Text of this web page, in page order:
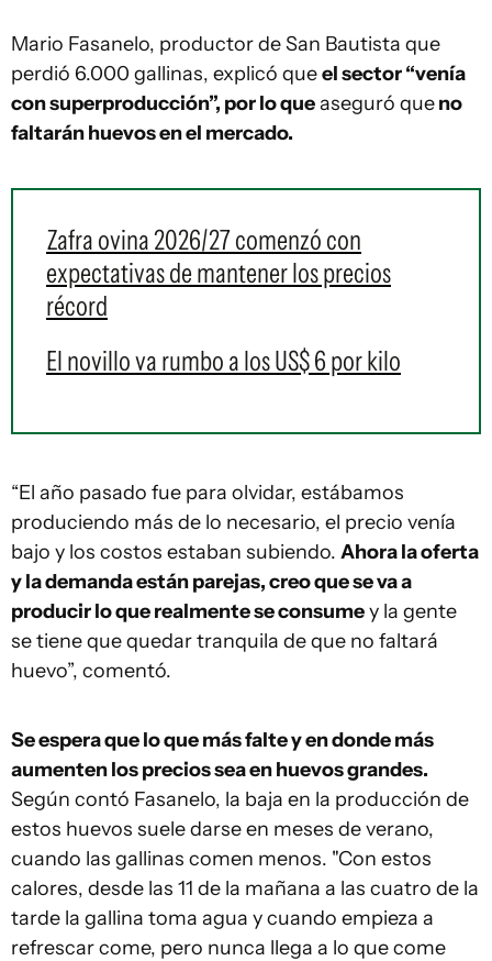
Mario Fasanelo, productor de San Bautista que
perdió 6.000 gallinas, explicó queel sector “venía
con superproducción”, por lo queaseguró queno
faltarán huevos en el mercado.
Zafra ovina 2026/27 comenzó con
expectativas de mantener los precios
récord
El novillo va rumbo a los US$ 6 por kilo
“El año pasado fue para olvidar, estábamos
produciendo más de lo necesario, el precio venía
bajo y los costos estaban subiendo. Ahora la oferta
y la demanda están parejas, creo que se va a
producir lo que realmente se consumey la gente
se tiene que quedar tranquila de que no faltará
huevo”, comentó.
Se espera que lo que más falte y en donde más
aumenten los precios sea en huevos grandes.
Según contó Fasanelo, la baja en la producción de
estos huevos suele darse en meses de verano,
cuando las gallinas comen menos. "Con estos
calores, desde las 11 de la mañana a las cuatro de la
tarde la gallina toma agua y cuando empieza a
refrescar come, pero nunca llega a lo que come